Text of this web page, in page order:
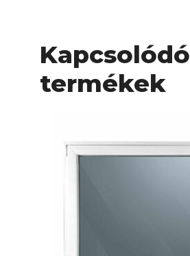
Kapcsolódó
termékek
terméknek